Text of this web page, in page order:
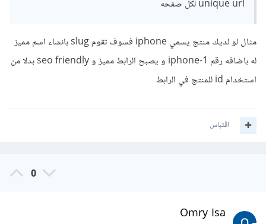
unique url لكل صفحه
مثال لو لديك منتج يسمي iphone فسوف تقوم slug بانشاء اسم مميز
له باضافه رقم 1-iphone و يصبح الرابط مميز و seo friendly بدلا من
استخدام id للمنتج في الرابط
اقتباس
0
Omry Isa